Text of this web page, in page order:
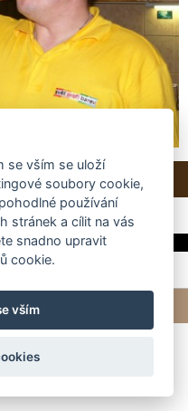
| | 7 (čas ve vteřinách)
webových stránek
se vším se uloží
soubory cookie,
používání
stránek a cílit na vás
snadno upravit
cookie.
vším